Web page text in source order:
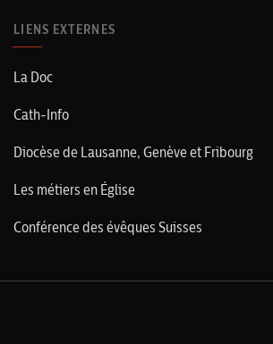
LIENS EXTERNES
La Doc
Cath-Info
Diocèse de Lausanne, Genève et Fribourg
Les métiers en Église
Conférence des évêques Suisses